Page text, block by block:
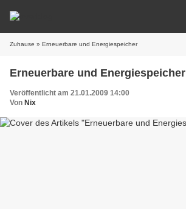
Zuhause » Erneuerbare und Energiespeicher
Erneuerbare und Energiespeicher
Veröffentlicht am 21.01.2009 14:00
Von Nix